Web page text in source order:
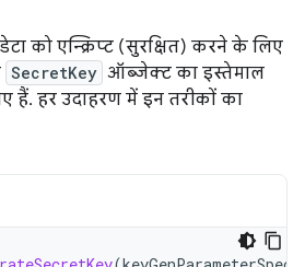
को एन्क्रिप्ट (सुरक्षित) करने के लिए
SecretKey ऑब्जेक्ट का इस्तेमाल
हैं. हर उदाहरण में इन तरीकों का